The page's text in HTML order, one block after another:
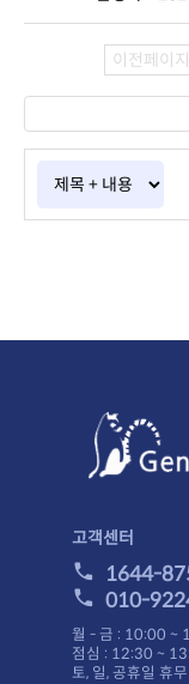
이전페이지
고객센터
1644-
010-
월 - 금 : 10:00 ~
점심 : 12:30 ~
토, 일, 공휴일 휴무